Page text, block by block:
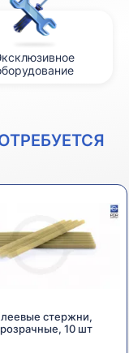
стержни,
10 шт